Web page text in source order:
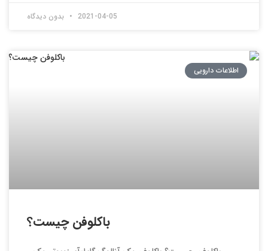
2021-04-05 بدون دیدگاه
اطلاعات دارویی
باکلوفن چیست؟